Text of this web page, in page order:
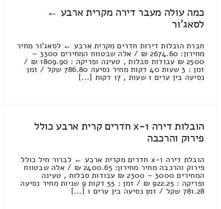
כמה עולה מעבר דירה מקרית ארבע ←
לסאג'ור
חברת הובלות דירות חדרים מקרית ארבע ← לסאג'ור מחיר
מחירון: 2674.60 ₪ / אלה שבטווח המחירים 3300 –
2500 ₪ עבודות סבלות , טעינה ופריקה : 1809.90 ₪ /
זמן : 3 שעות 40 דקות מחיר נסיעה 786.80 שקל / זמן
נסיעה בין ערים 1 שעות , 17 דקות [...]
הובלות דירה 1-x חדרים קרית ארבע כולל
פירוק והרכבה
הובלת דירה 1-x חדרים מקרית ארבע ← לברור חיל כולל
פירוק והרכבה מחיר מחירון: 2400.65 ₪ / אלה שבטווח
המחירים 3000 – 2300 ₪ עבודות סבלות , טעינה
ופריקה : 922.25 ₪ / זמן : 55 דקות 9 שניות מחיר נסיעה
781.28 שקל / זמן נסיעה בין ערים 1 [...]